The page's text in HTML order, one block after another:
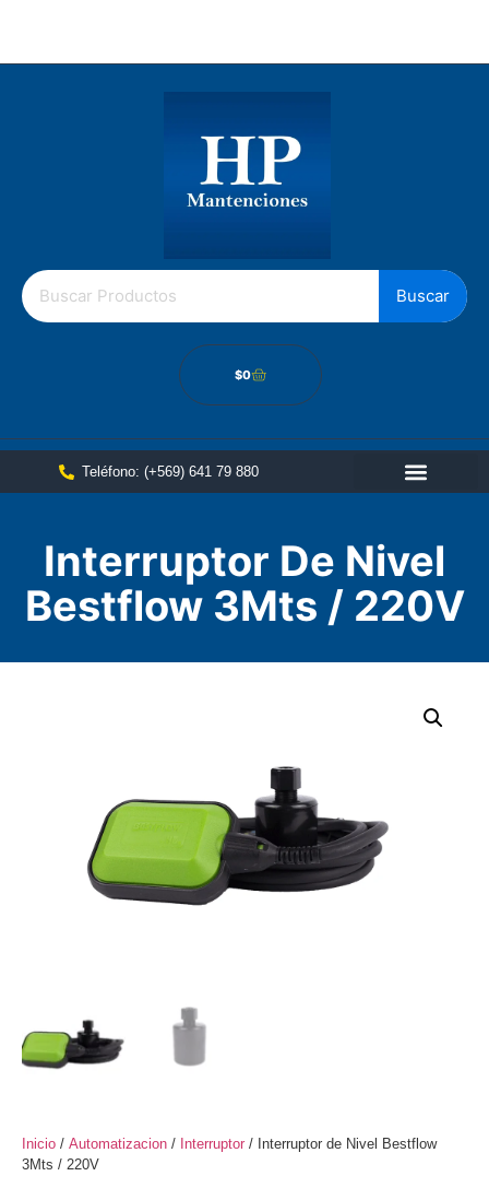
Buscar
$0
Teléfono: (+569) 641 79 880
Interruptor De Nivel
Bestflow 3Mts / 220V
Inicio / Automatizacion / Interruptor / Interruptor de Nivel Bestflow
3Mts / 220V